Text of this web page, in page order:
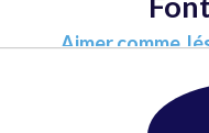
Aimer comme